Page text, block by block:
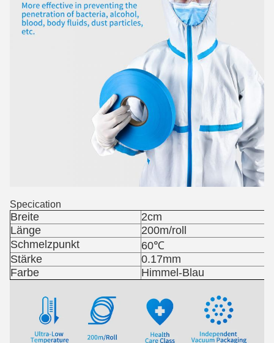
Specication
Breite
2cm
Länge
200m/roll
Schmelzpunkt
60℃
Stärke
0.17mm
Farbe
Himmel-Blau